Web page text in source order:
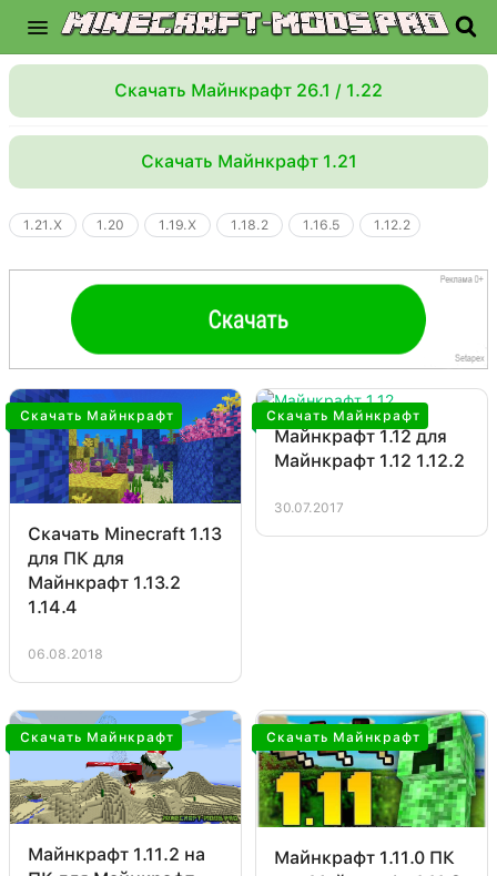
Скачать Майнкрафт 26.1 / 1.22
Скачать Майнкрафт 1.21
1.21.X 1.20 1.19.X 1.18.2 1.16.5 1.12.2
Скачать Майнкрафт
Скачать Minecraft 1.13
для ПК для
Майнкрафт 1.13.2
1.14.4
06.08.2018
Скачать Майнкрафт
Майнкрафт 1.12 для
Майнкрафт 1.12 1.12.2
30.07.2017
Скачать Майнкрафт
Майнкрафт 1.11.2 на
Скачать Майнкрафт
Майнкрафт 1.11.0 ПК